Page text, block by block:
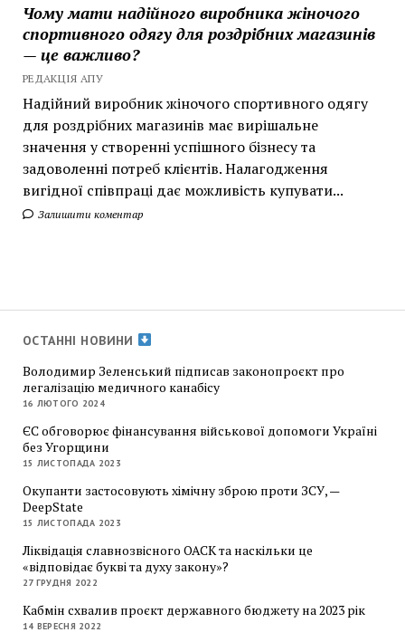
Чому мати надійного виробника жіночого
спортивного одягу для роздрібних магазинів
— це важливо?
РЕДАКЦІЯ АПУ
Надійний виробник жіночого спортивного одягу
для роздрібних магазинів має вирішальне
значення у створенні успішного бізнесу та
задоволенні потреб клієнтів. Налагодження
вигідної співпраці дає можливість купувати...
Залишити коментар
ОСТАННІ НОВИНИ
Володимир Зеленський підписав законопроєкт про
легалізацію медичного канабісу
16 ЛЮТОГО 2024
ЄС обговорює фінансування військової допомоги Україні
без Угорщини
15 ЛИСТОПАДА 2023
Окупанти застосовують хімічну зброю проти ЗСУ, —
DeepState
15 ЛИСТОПАДА 2023
Ліквідація славнозвісного ОАСК та наскільки це
«відповідає букві та духу закону»?
27 ГРУДНЯ 2022
Кабмін схвалив проєкт державного бюджету на 2023 рік
14 ВЕРЕСНЯ 2022